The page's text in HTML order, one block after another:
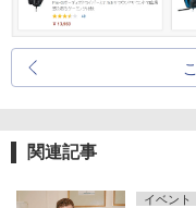
関連記事
イベント